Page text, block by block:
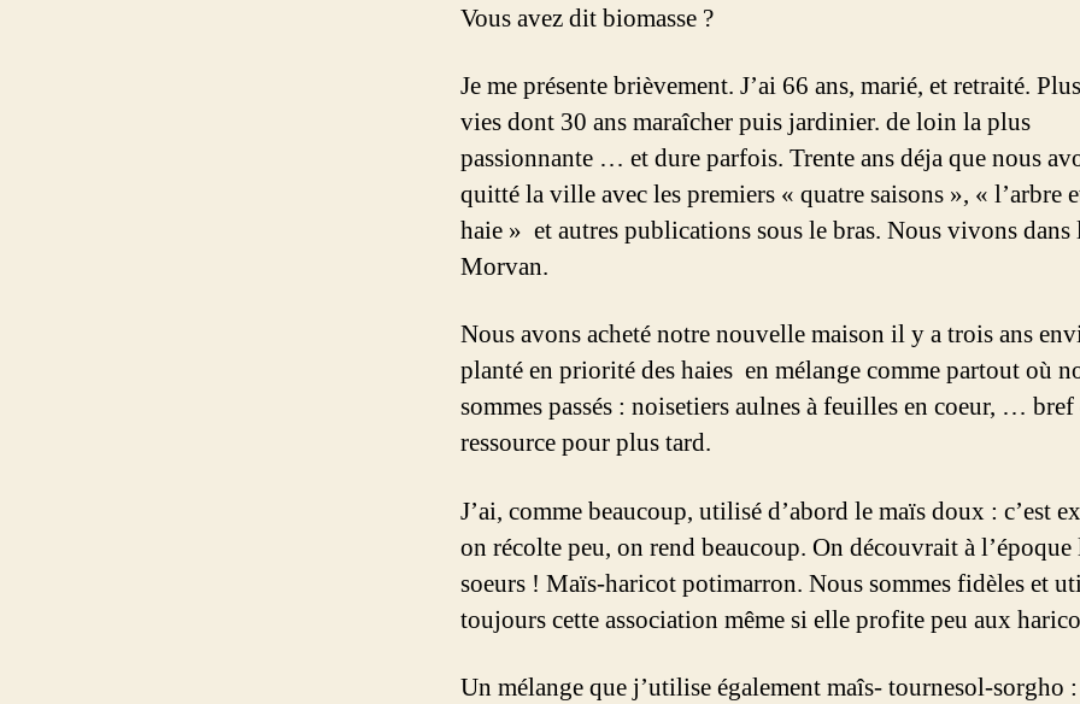
Vous avez dit biomasse ?
Je me présente brièvement. J’ai 66 ans, marié, et retraité.
vies dont 30 ans maraîcher puis jardinier. de loin la plus
passionnante … et dure parfois. Trente ans déja que nous
quitté la ville avec les premiers « quatre saisons », « l’arbre
haie » et autres publications sous le bras. Nous vivons dans
Morvan.
Nous avons acheté notre nouvelle maison il y a trois ans
planté en priorité des haies en mélange comme partout où
sommes passés : noisetiers aulnes à feuilles en coeur, … bref
ressource pour plus tard.
J’ai, comme beaucoup, utilisé d’abord le maïs doux : c’est
on récolte peu, on rend beaucoup. On découvrait à
soeurs ! Maïs-haricot potimarron. Nous sommes fidèles et
toujours cette association même si elle profite peu aux
Un mélange que j’utilise également maîs- tournesol-sorgho :